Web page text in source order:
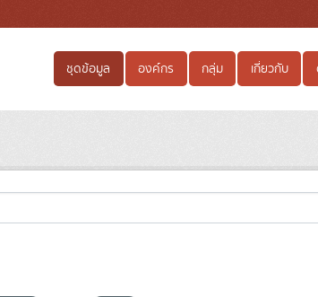
ชุดข้อมูล องค์กร กลุ่ม เกี่ยวกับ